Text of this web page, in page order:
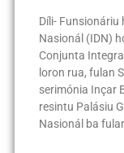
Díli-
Nasionál (IDN)
Conjunta
loron rua, fulan
serimónia Inçar
resintu Palásiu
Nasionál ba